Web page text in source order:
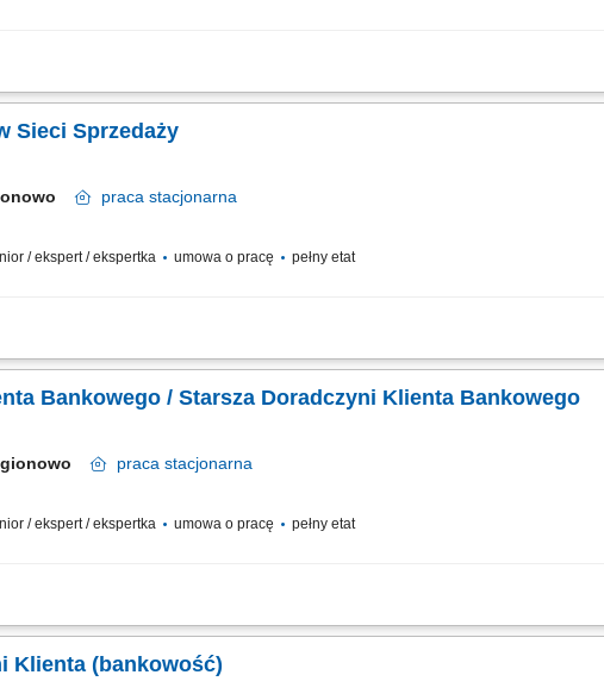
potrzeb i oczekiwań Klientów, nawiązywanie i utrzymywanie relacji z Klientami,
Sieci Sprzedaży
praca stacjonarna
/ ekspert / ekspertka umowa o pracę pełny etat
potrzeb i oczekiwań Klientów; Aktywne pozyskiwanie Klientów i utrzymywanie z
Bankowego / Starsza Doradczyni Klienta Bankowego
praca stacjonarna
/ ekspert / ekspertka umowa o pracę pełny etat
indywidualnych oraz sektora MŚP i proponowanie dopasowanych rozwiązań; Aktywne
Klienta (bankowość)